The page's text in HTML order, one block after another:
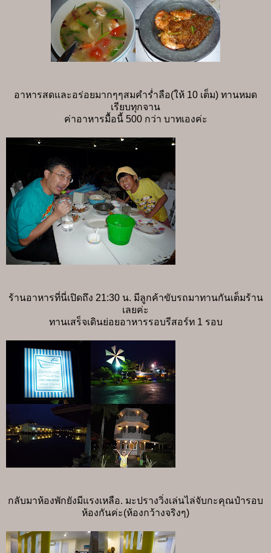
อาหารสดและอร่อยมากๆๆสมคำร่ำลือ(ให้ 10 เต็ม) ทานหมด
เรียบทุกจาน
ค่าอาหารมื้อนี้ 500 กว่า บาทเองค่ะ
ร้านอาหารที่นี่เปิดถึง 21:30 น. มีลูกค้าขับรถมาทานกันเต็มร้าน
เลยค่ะ
ทานเสร็จเดินย่อยอาหารรอบรีสอร์ท 1 รอบ
กลับมาห้องพักยังมีแรงเหลือ. มะปรางวิ่งเล่นไล่จับกะคุณป๋ารอบ
ห้องกันค่ะ(ห้องกว้างจริงๆ)